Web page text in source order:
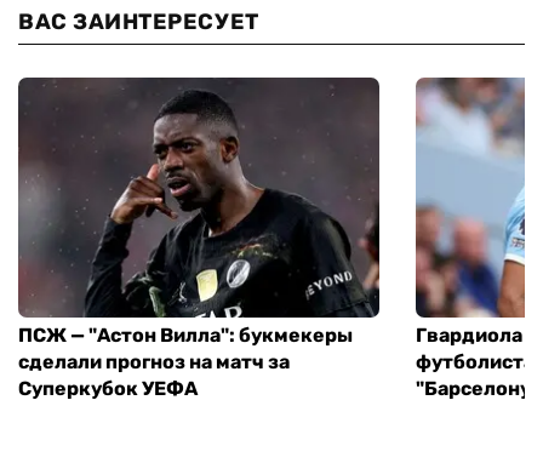
ВАС ЗАИНТЕРЕСУЕТ
ПСЖ — "Астон Вилла": букмекеры
сделали прогноз на матч за
Суперкубок УЕФА
Гвардиола
футболиста